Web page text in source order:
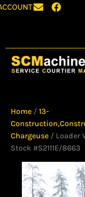
 
Home /13-
Chargeuse / Loader
Stock #S2111E/8663